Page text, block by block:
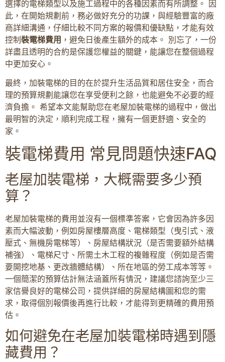
選擇的電梯類型以及施工過程中的各種因素而有所調整。 因
此，在開始規劃前，務必做好充分的功課，與經驗豐富的廠
商詳細溝通，仔細比較不同方案的報價和優缺點，才能有效
控制 裝電梯費用 ，避免日後產生額外的成本。 別忘了，一份
詳盡且透明的合約是保護您權益的關鍵，能讓您在整個過程
中更加安心。
最終，加裝電梯的目的在於提升生活品質和居住安全，而合
理的預算規劃能讓您在享受便利之餘，也能避免不必要的經
濟負擔。 希望本文能幫助您在老屋加裝電梯的過程中，做出
最明智的決定，順利完成工程，擁有一個更舒適、安全的
家。
裝電梯費用 常見問題快速FAQ
老屋加裝電梯，大概需要多少預
算？
老屋加裝電梯的費用並沒有一個標準答案，它會因為許多因
素而大幅波動，例如房屋樓層高度、電梯類型（曳引式、液
壓式、無機房電梯等）、房屋結構狀況（是否需要額外結構
補強）、電梯尺寸、所需土木工程的複雜程度（例如是否需
要開挖地基、更改牆體結構）、所在地區的勞工成本等等。
一個簡潔的預算估計無法涵蓋所有情況，建議您諮詢至少三
家信譽良好的電梯公司，提供詳細的房屋結構圖和您的需
求，取得個別報價後再進行比較，才能得到更精確的費用預
估。
如何避免在老屋加裝電梯時遇到隱
藏費用？